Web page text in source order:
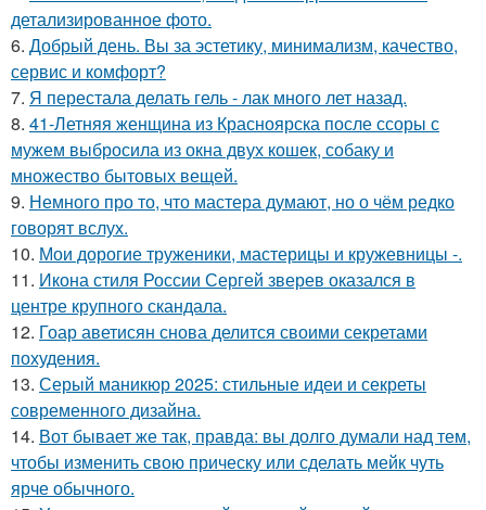
детализированное фото.
6. Добрый день. Вы за эстетику, минимализм, качество,
сервис и комфорт?
7. Я перестала делать гель - лак много лет назад.
8. 41-Летняя женщина из Красноярска после ссоры с
мужем выбросила из окна двух кошек, собаку и
множество бытовых вещей.
9. Немного про то, что мастера думают, но о чём редко
говорят вслух.
10. Мои дорогие труженики, мастерицы и кружевницы -.
11. Икона стиля России Сергей зверев оказался в
центре крупного скандала.
12. Гоар аветисян снова делится своими секретами
похудения.
13. Серый маникюр 2025: стильные идеи и секреты
современного дизайна.
14. Вот бывает же так, правда: вы долго думали над тем,
чтобы изменить свою прическу или сделать мейк чуть
ярче обычного.